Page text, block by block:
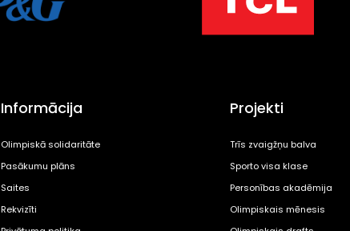
Informācija
Olimpiskā solidaritāte
Pasākumu plāns
Saites
Rekvizīti
Projekti
Trīs zvaigžņu balva
Sporto visa klase
Personības akadēmija
Olimpiskais mēnesis